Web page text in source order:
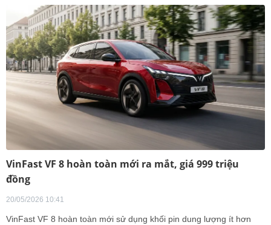
VinFast VF 8 hoàn toàn mới ra mắt, giá 999 triệu
đồng
20/05/2026 10:41
VinFast VF 8 hoàn toàn mới sử dụng khối pin dung lượng ít hơn